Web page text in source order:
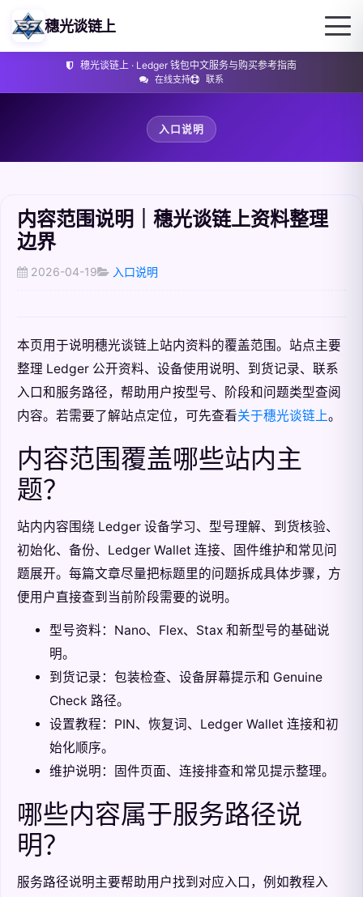
穗光谈链上 · Ledger 钱包中文服务与购买参考指南
在线支持 联系
穗光谈链上
入口说明
内容范围说明｜穗光谈链上资料整理
边界
2026-04-19 入口说明
本页用于说明穗光谈链上站内资料的覆盖范围。站点主要
整理 Ledger 公开资料、设备使用说明、到货记录、联系
入口和服务路径，帮助用户按型号、阶段和问题类型查阅
内容。若需要了解站点定位，可先查看关于穗光谈链上。
内容范围覆盖哪些站内主
题？
站内内容围绕 Ledger 设备学习、型号理解、到货核验、
初始化、备份、Ledger Wallet 连接、固件维护和常见问
题展开。每篇文章尽量把标题里的问题拆成具体步骤，方
便用户直接查到当前阶段需要的说明。
型号资料：Nano、Flex、Stax 和新型号的基础说
明。
到货记录：包装检查、设备屏幕提示和 Genuine
Check 路径。
设置教程：PIN、恢复词、Ledger Wallet 连接和初
始化顺序。
维护说明：固件页面、连接排查和常见提示整理。
哪些内容属于服务路径说
明？
服务路径说明主要帮助用户找到对应入口，例如教程入